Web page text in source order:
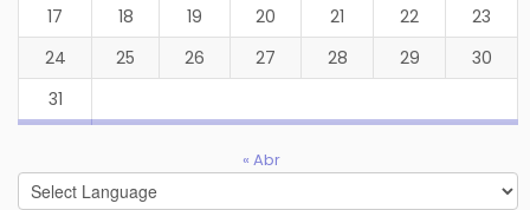
17
18 19 20 21 22
23
24
25 26 27 28 29
30
31
« Abr